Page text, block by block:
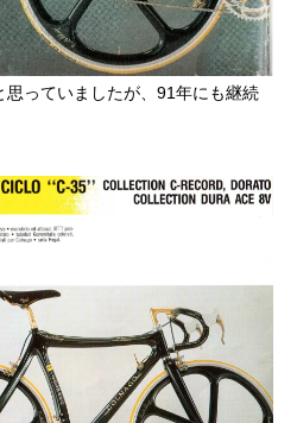
っていましたが、91年にも継続